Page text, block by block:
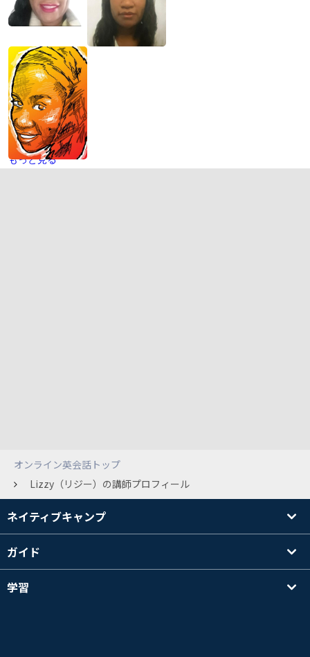
もっと見る
オンライン英会話トップ
Lizzy（リジー）の講師プロフィール
ネイティブキャンプ
ガイド
学習